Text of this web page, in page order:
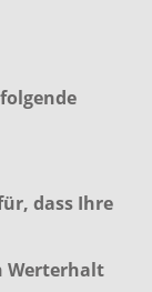
dass Ihre
Werterhalt